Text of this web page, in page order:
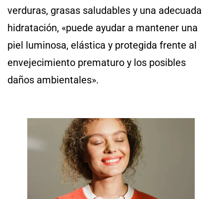
verduras, grasas saludables y una adecuada
hidratación, «puede ayudar a mantener una
piel luminosa, elástica y protegida frente al
envejecimiento prematuro y los posibles
daños ambientales».